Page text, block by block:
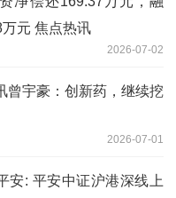
元 焦点热讯
2026-07-02
曾宇豪：创新药，继续挖
2026-07-01
安: 平安中证沪港深线上